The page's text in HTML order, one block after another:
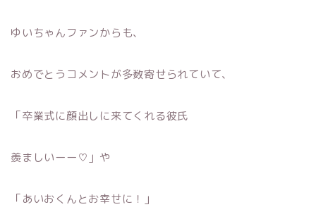
ゆいちゃんファンからも、
おめでとうコメントが多数寄せられていて、
「卒業式に顔出しに来てくれる彼氏
羨ましいーー♡」や
「あいおくんとお幸せに！」